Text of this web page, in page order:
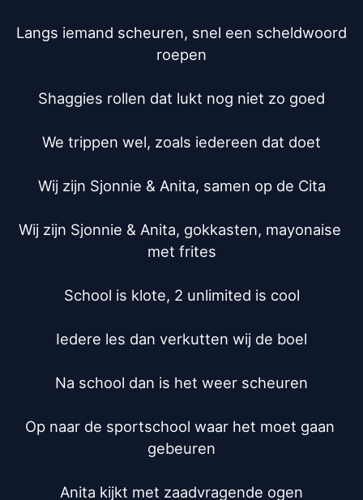
Langs iemand scheuren, snel een scheldwoord
roepen
Shaggies rollen dat lukt nog niet zo goed
We trippen wel, zoals iedereen dat doet
Wij zijn Sjonnie & Anita, samen op de Cita
Wij zijn Sjonnie & Anita, gokkasten, mayonaise
met frites
School is klote, 2 unlimited is cool
Iedere les dan verkutten wij de boel
Na school dan is het weer scheuren
Op naar de sportschool waar het moet gaan
gebeuren
Anita kijkt met zaadvragende ogen